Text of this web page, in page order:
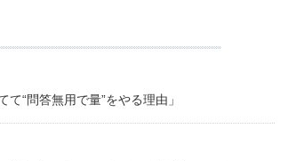
“問答無用で量”をやる理由」